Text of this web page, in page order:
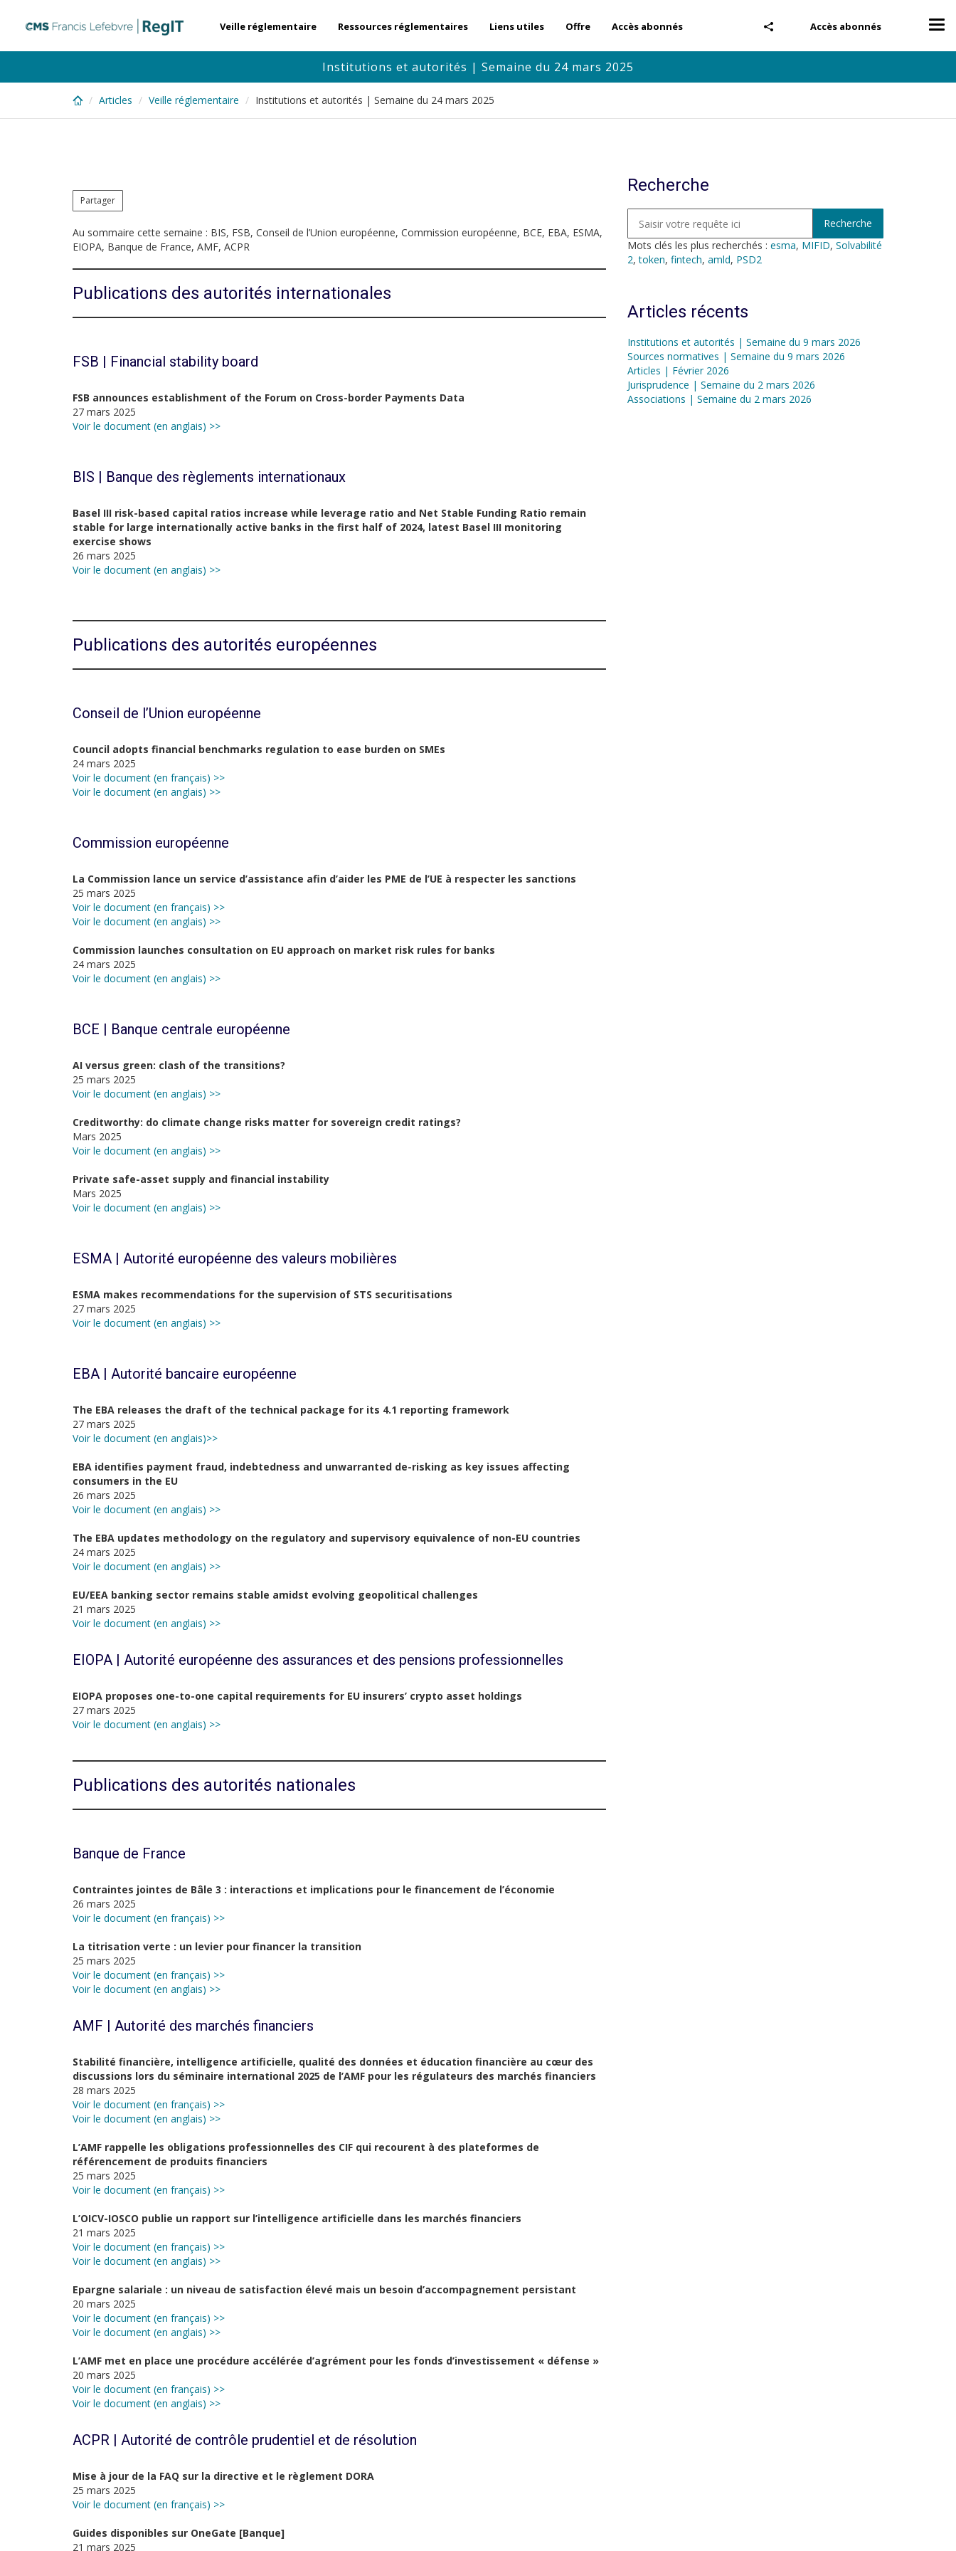
content
Accès abonnés
Veille réglementaire Ressources réglementaires Liens utiles Offre Accès abonnés
Institutions et autorités | Semaine du 24 mars 2025
Articles Veille réglementaire Institutions et autorités | Semaine du 24 mars 2025
Partager
Au sommaire cette semaine : BIS, FSB, Conseil de l’Union européenne, Commission européenne, BCE, EBA, ESMA,
EIOPA, Banque de France, AMF, ACPR
Publications des autorités internationales
FSB | Financial stability board
FSB announces establishment of the Forum on Cross-border Payments Data
27 mars 2025
Voir le document (en anglais) >>
BIS | Banque des règlements internationaux
Basel III risk-based capital ratios increase while leverage ratio and Net Stable Funding Ratio remain
stable for large internationally active banks in the first half of 2024, latest Basel III monitoring
exercise shows
26 mars 2025
Voir le document (en anglais) >>
Publications des autorités européennes
Conseil de l’Union européenne
Council adopts financial benchmarks regulation to ease burden on SMEs
24 mars 2025
Voir le document (en français) >>
Voir le document (en anglais) >>
Commission européenne
La Commission lance un service d’assistance afin d’aider les PME de l’UE à respecter les sanctions
25 mars 2025
Voir le document (en français) >>
Voir le document (en anglais) >>
Commission launches consultation on EU approach on market risk rules for banks
24 mars 2025
Voir le document (en anglais) >>
BCE | Banque centrale européenne
AI versus green: clash of the transitions?
25 mars 2025
Voir le document (en anglais) >>
Creditworthy: do climate change risks matter for sovereign credit ratings?
Mars 2025
Voir le document (en anglais) >>
Private safe-asset supply and financial instability
Mars 2025
Voir le document (en anglais) >>
ESMA | Autorité européenne des valeurs mobilières
ESMA makes recommendations for the supervision of STS securitisations
27 mars 2025
Voir le document (en anglais) >>
EBA | Autorité bancaire européenne
The EBA releases the draft of the technical package for its 4.1 reporting framework
27 mars 2025
Voir le document (en anglais)>>
EBA identifies payment fraud, indebtedness and unwarranted de-risking as key issues affecting
consumers in the EU
26 mars 2025
Voir le document (en anglais) >>
The EBA updates methodology on the regulatory and supervisory equivalence of non-EU countries
24 mars 2025
Voir le document (en anglais) >>
EU/EEA banking sector remains stable amidst evolving geopolitical challenges
21 mars 2025
Voir le document (en anglais) >>
EIOPA | Autorité européenne des assurances et des pensions professionnelles
EIOPA proposes one-to-one capital requirements for EU insurers’ crypto asset holdings
27 mars 2025
Voir le document (en anglais) >>
Publications des autorités nationales
Banque de France
Contraintes jointes de Bâle 3 : interactions et implications pour le financement de l’économie
26 mars 2025
Voir le document (en français) >>
La titrisation verte : un levier pour financer la transition
25 mars 2025
Voir le document (en français) >>
Voir le document (en anglais) >>
AMF | Autorité des marchés financiers
Stabilité financière, intelligence artificielle, qualité des données et éducation financière au cœur des
discussions lors du séminaire international 2025 de l’AMF pour les régulateurs des marchés financiers
28 mars 2025
Voir le document (en français) >>
Voir le document (en anglais) >>
L’AMF rappelle les obligations professionnelles des CIF qui recourent à des plateformes de
référencement de produits financiers
25 mars 2025
Voir le document (en français) >>
L’OICV-IOSCO publie un rapport sur l’intelligence artificielle dans les marchés financiers
21 mars 2025
Voir le document (en français) >>
Voir le document (en anglais) >>
Epargne salariale : un niveau de satisfaction élevé mais un besoin d’accompagnement persistant
20 mars 2025
Voir le document (en français) >>
Voir le document (en anglais) >>
L’AMF met en place une procédure accélérée d’agrément pour les fonds d’investissement « défense »
20 mars 2025
Voir le document (en français) >>
Voir le document (en anglais) >>
ACPR | Autorité de contrôle prudentiel et de résolution
Mise à jour de la FAQ sur la directive et le règlement DORA
25 mars 2025
Voir le document (en français) >>
Guides disponibles sur OneGate [Banque]
21 mars 2025
Recherche
Mots clés les plus recherchés : esma, MIFID, Solvabilité
2,token, fintech, amld, PSD2
Articles récents
Institutions et autorités | Semaine du 9 mars 2026
Sources normatives | Semaine du 9 mars 2026
Articles | Février 2026
Jurisprudence | Semaine du 2 mars 2026
Associations | Semaine du 2 mars 2026